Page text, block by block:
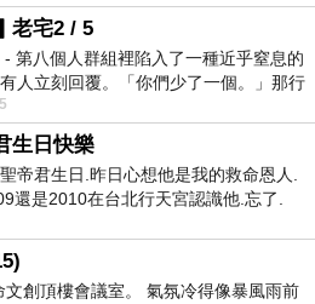
老宅2 / 5
第八個人群組裡陷入了一種近乎窒息的
人立刻回覆。「你們少了一個。」那行
冷的鐵釘，硬生生刺進螢
生日快樂
帝君生日.昨日心想他是我的救命恩人.
還是2010在台北行天宮認識他.忘了.
友的網友學
創頂樓會議室。 氣氛冷得像暴風雨前